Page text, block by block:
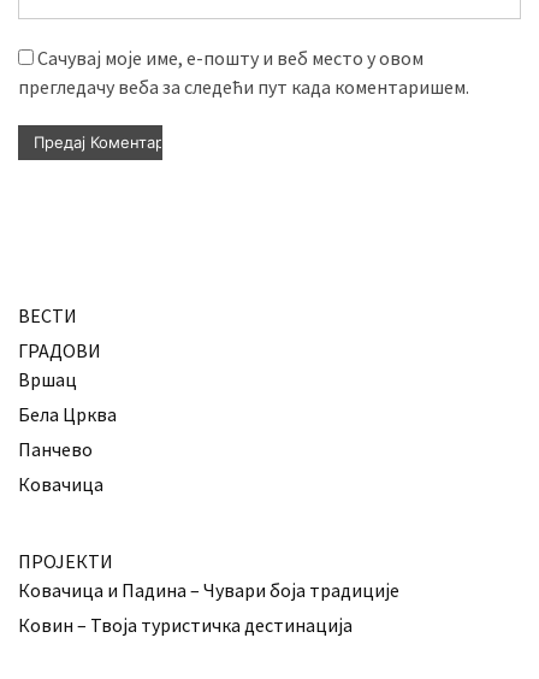
Сачувај моје име, е-пошту и веб место у овом
прегледачу веба за следећи пут када коментаришем.
ВЕСТИ
ГРАДОВИ
Вршац
Бела Црква
Панчево
Ковачица
ПРОЈЕКТИ
Ковачица и Падина – Чувари боја традиције
Ковин – Твоја туристичка дестинација